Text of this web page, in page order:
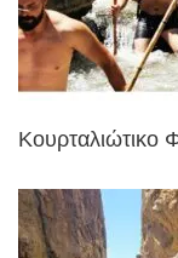
Κουρταλιώτικο